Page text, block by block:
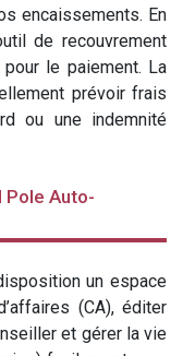
encaissements. En
de recouvrement
le paiement. La
prévoir frais
ou une indemnité
Pole Auto-
un espace
(CA), éditer
et gérer la vie